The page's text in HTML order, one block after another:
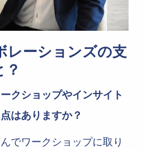
レーションズの支
？
クショップやインサイト
はありますか？
でワークショップに取り